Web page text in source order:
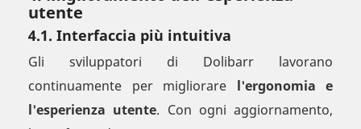
utente
4.1. Interfaccia più intuitiva
Gli sviluppatori di Dolibarr lavorano
continuamente per migliorare l'ergonomia e
l'esperienza utente. Con ogni aggiornamento,